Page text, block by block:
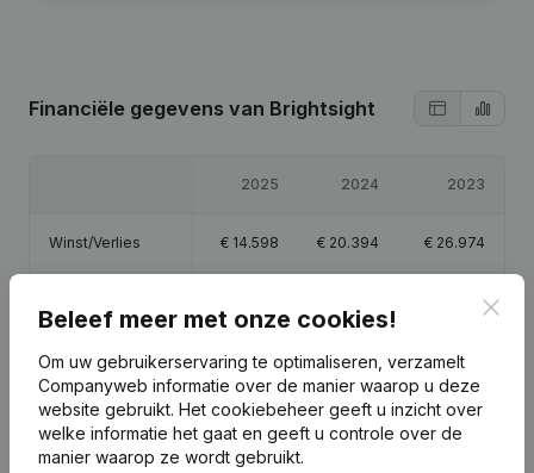
Financiële gegevens van Brightsight
2025 2024 2023
Winst/Verlies € 14.598 € 20.394 € 26.974
22.474
Brutomarge €150.671 €154.216 €174.860
Personeel 2,5 2,5 2,1
Beleef meer met onze cookies!
Om uw gebruikerservaring te optimaliseren, verzamelt
Companyweb informatie over de manier waarop u deze
website gebruikt. Het cookiebeheer geeft u inzicht over
welke informatie het gaat en geeft u controle over de
manier waarop ze wordt gebruikt.